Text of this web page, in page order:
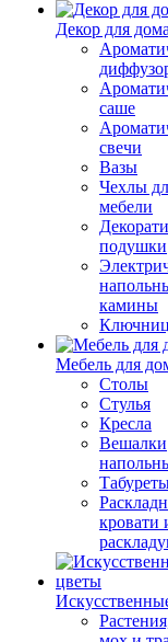
Декор для дома
саше
свечи
Вазы
Чехлы
мебели
подушки
камины
Мебель для
Столы
Стулья
Кресла
Вешалки
кровати